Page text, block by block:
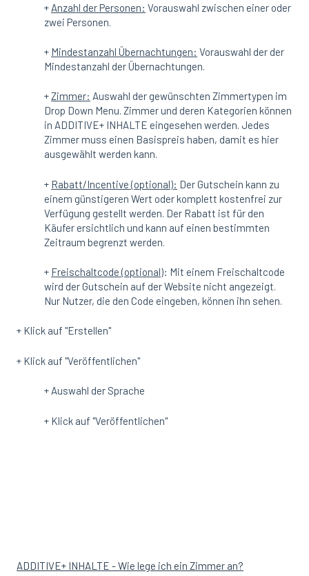
+ Anzahl der Personen: Vorauswahl zwischen einer oder
zwei Personen.
+ Mindestanzahl Übernachtungen: Vorauswahl der der
Mindestanzahl der Übernachtungen.
+Zimmer: Auswahl der gewünschten Zimmertypen im
Drop Down Menu. Zimmer und deren Kategorien können
in ADDITIVE+ INHALTE eingesehen werden. Jedes
Zimmer muss einen Basispreis haben, damit es hier
ausgewählt werden kann.
+ Rabatt/Incentive (optional): Der Gutschein kann zu
einem günstigeren Wert oder komplett kostenfrei zur
Verfügung gestellt werden. Der Rabatt ist für den
Käufer ersichtlich und kann auf einen bestimmten
Zeitraum begrenzt werden.
+ Freischaltcode (optional): Mit einem Freischaltcode
wird der Gutschein auf der Website nicht angezeigt.
Nur Nutzer, die den Code eingeben, können ihn sehen.
+ Klick auf "Erstellen"
+ Klick auf "Veröffentlichen"
+ Auswahl der Sprache
+ Klick auf "Veröffentlichen"
ADDITIVE+ INHALTE - Wie lege ich ein Zimmer an?